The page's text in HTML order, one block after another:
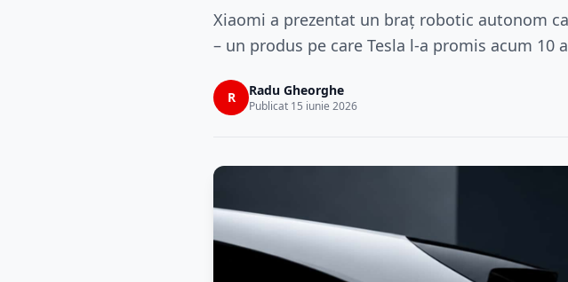
Xiaomi a prezentat un braț robotic autonom
– un produs pe care Tesla l-a promis acum 10
R Radu Gheorghe
Publicat 15 iunie 2026